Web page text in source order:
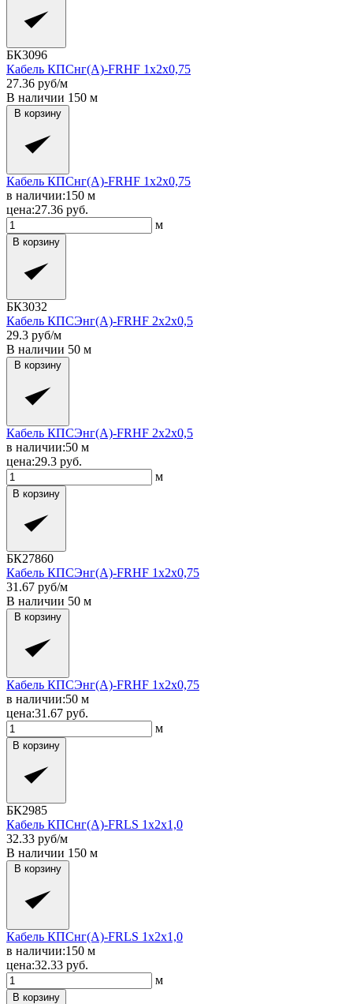
БК3096
Кабель КПСнг(A)-FRHF 1x2x0,75
27.36 руб/м
В наличии 150 м
В корзину
Кабель КПСнг(A)-FRHF 1x2x0,75
в наличии:150 м
цена:27.36 руб.
м
В корзину
БК3032
Кабель КПСЭнг(A)-FRHF 2x2x0,5
29.3 руб/м
В наличии 50 м
В корзину
Кабель КПСЭнг(A)-FRHF 2x2x0,5
в наличии:50 м
цена:29.3 руб.
м
В корзину
БК27860
Кабель КПСЭнг(A)-FRHF 1x2x0,75
31.67 руб/м
В наличии 50 м
В корзину
Кабель КПСЭнг(A)-FRHF 1x2x0,75
в наличии:50 м
цена:31.67 руб.
м
В корзину
БК2985
Кабель КПСнг(A)-FRLS 1x2x1,0
32.33 руб/м
В наличии 150 м
В корзину
Кабель КПСнг(A)-FRLS 1x2x1,0
в наличии:150 м
цена:32.33 руб.
м
В корзину